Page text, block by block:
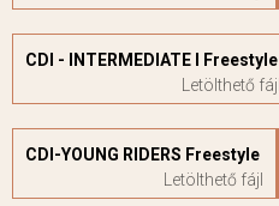
CDI - INTERMEDIATE I Freestyle
CDI-YOUNG RIDERS Freestyle